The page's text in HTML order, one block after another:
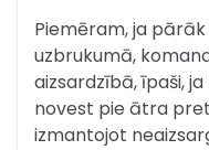
Piemēram, ja
uzbrukumā,
aizsardzībā, īpaši,
novest pie ātra
izmantojot